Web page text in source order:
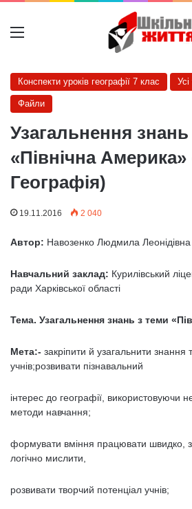
Меню
Конспекти уроків географії 7 клас
Файли
Узагальнення
«Північна Америка»
Географія)
19.11.2016 2 040
Автор: Навозенко Людмила Леонідівна
Навчальний заклад: Курилівський
ради Харківської області
Тема. Узагальнення знань з теми
Мета:- закріпити й узагальнити знання
учнів;розвивати пізнавальний
інтерес до географії, використовуючи
методи навчання;
формувати вміння працювати швидко,
логічно мислити,
розвивати творчий потенціал учнів;